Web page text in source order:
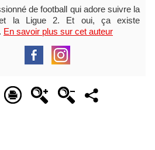
de football qui adore suivre la
la Ligue 2. Et oui, ça existe
En savoir plus sur cet auteur